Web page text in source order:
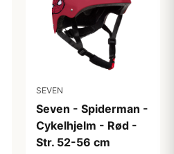
SEVEN
Seven - Spiderman -
Cykelhjelm - Rød -
Str. 52-56 cm